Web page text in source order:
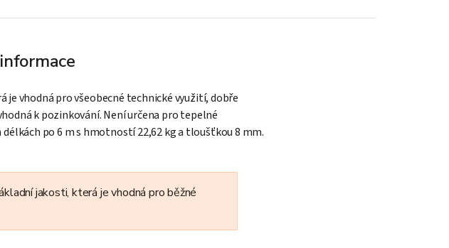
je vhodná pro všeobecné technické využití, dobře
k pozinkování. Není určena pro tepelné
po 6 m s hmotností 22,62 kg a tloušťkou 8 mm.
jakosti, která je vhodná pro běžné